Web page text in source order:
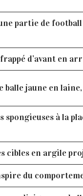
partie de
d’avant en
balle jaune en
spongieuses à la
cibles en argile
du